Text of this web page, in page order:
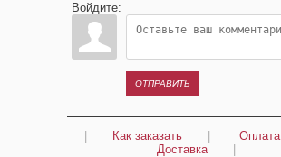
Войдите:
ОТПРАВИТЬ
| Как заказать | Оплата
Доставка
|